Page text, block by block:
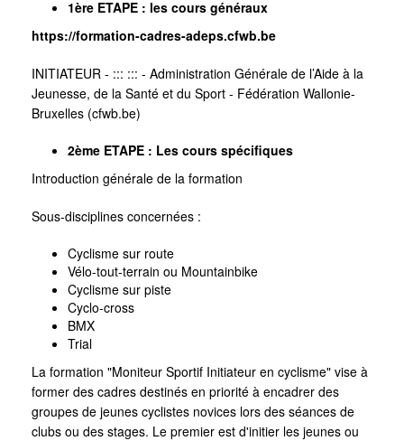
1ère ETAPE : les cours généraux
https://formation-cadres-adeps.cfwb.be
INITIATEUR - ::: ::: - Administration Générale de l’Aide à la
Jeunesse, de la Santé et du Sport - Fédération Wallonie-
Bruxelles (cfwb.be)
2ème ETAPE : Les cours spécifiques
Introduction générale de la formation
Sous-disciplines concernées :
Cyclisme sur route
Vélo-tout-terrain ou Mountainbike
Cyclisme sur piste
Cyclo-cross
BMX
Trial
La formation "Moniteur Sportif Initiateur en cyclisme" vise à
former des cadres destinés en priorité à encadrer des
groupes de jeunes cyclistes novices lors des séances de
clubs ou des stages. Le premier est d'initier les jeunes ou